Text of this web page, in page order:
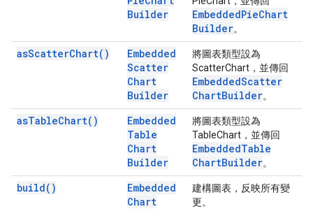
Builder
EmbeddedPieChart
Builder。
asScatterChart( )
Embedded
Scatter
Chart
Builder
將圖表類型設為
ScatterChart，並傳回
EmbeddedScatter
ChartBuilder。
asTableChart( )
Embedded
Table
Chart
Builder
將圖表類型設為
TableChart，並傳回
EmbeddedTable
ChartBuilder。
build( )
Embedded
Chart
建構圖表，反映所有變
更。